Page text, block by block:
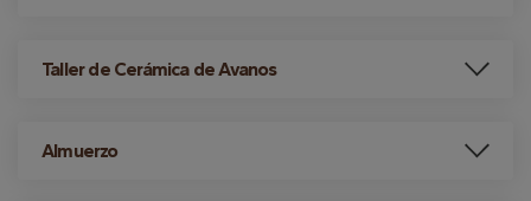
Taller de Cerámica de Avanos
Almuerzo